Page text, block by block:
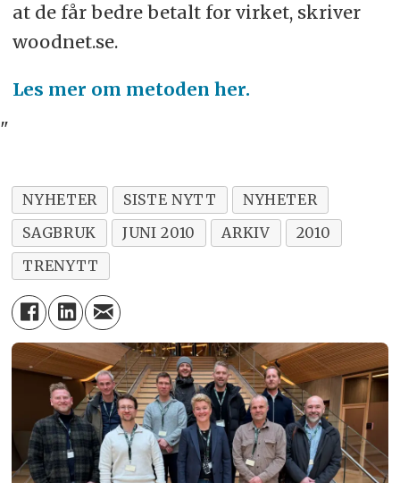
at de får bedre betalt for virket, skriver
woodnet.se.
Les mer om metoden her.
"
NYHETER SISTE NYTT
NYHETER
SAGBRUK
JUNI 2010 ARKIV
2010
TRENYTT